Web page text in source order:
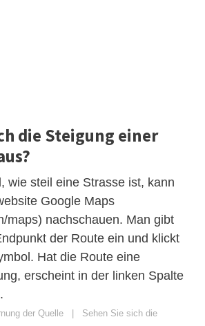
die Steigung einer
wie steil eine Strasse ist, kann
Google Maps
maps) nachschauen. Man gibt
der Route ein und klickt
Hat die Route eine
erscheint in der linken Spalte
der Quelle | Sehen Sie sich die